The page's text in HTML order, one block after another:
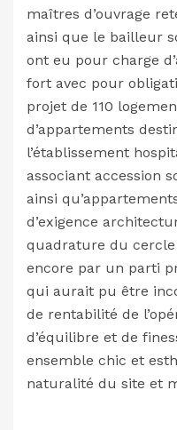
maîtres d’ouvrage
ainsi que le bailleur
ont eu pour charge
fort avec pour
projet de 110
d’appartements
l’établissement
associant accession
ainsi
d’exigence
quadrature du
encore par un parti
qui aurait pu être
de rentabilité de
d’équilibre et de
ensemble chic et
naturalité du site et